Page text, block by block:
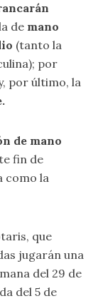
de mano
(tanto la
por
por último, la
de mano
fin de
como la
que
jugarán una
del 29 de
del 5 de